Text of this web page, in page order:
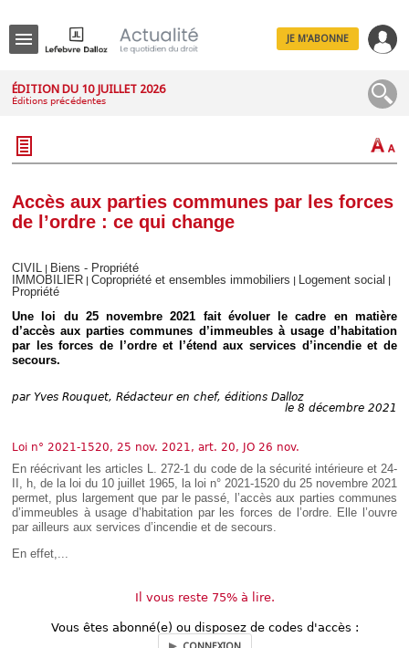
IT
JE M'ABONNE
ÉDITION DU 10 JUILLET 2026
Éditions précédentes
Accès aux parties communes par les forces
de l’ordre : ce qui change
CIVIL
Biens - Propriété
IMMOBILIER Copropriété et ensembles immobiliers Logement social
Propriété
Une loi du 25 novembre 2021 fait évoluer le cadre en matière
d’accès aux parties communes d’immeubles à usage d’habitation
par les forces de l’ordre et l’étend aux services d’incendie et de
secours.
par Yves Rouquet, Rédacteur en chef, éditions Dalloz
le 8 décembre 2021
Loi n° 2021-1520, 25 nov. 2021, art. 20, JO 26 nov.
En réécrivant les articles L. 272-1 du code de la sécurité intérieure et 24-
II, h, de la loi du 10 juillet 1965, la loi n° 2021-1520 du 25 novembre 2021
permet, plus largement que par le passé, l’accès aux parties communes
d’immeubles à usage d’habitation par les forces de l’ordre. Elle l’ouvre
par ailleurs aux services d’incendie et de secours.
En effet,...
Il vous reste 75% à lire.
Vous êtes abonné(e) ou disposez de codes d'accès :